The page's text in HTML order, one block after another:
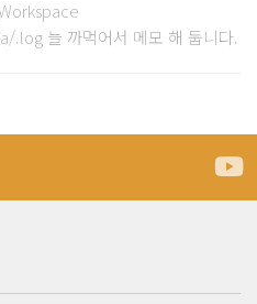
늘 까먹어서 메모 해 둡니다.